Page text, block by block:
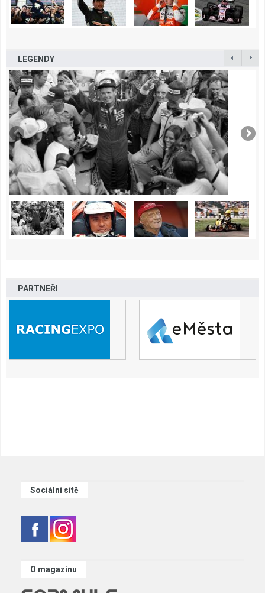
LEGENDY
PARTNEŘI
Sociální sítě
O magazínu